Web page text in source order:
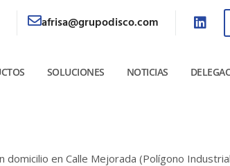
afrisa@grupodisco.com
SOLUCIONES NOTICIAS
en Calle Mejorada (Polígono